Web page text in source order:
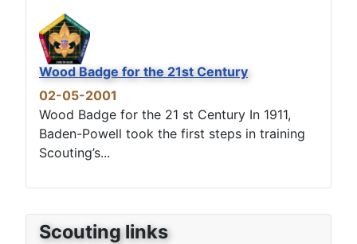
Scouting links
Wood Badge for the 21st Century
02-05-2001
Wood Badge for the 21 st Century In 1911,
Baden-Powell took the first steps in training
Scouting’s...